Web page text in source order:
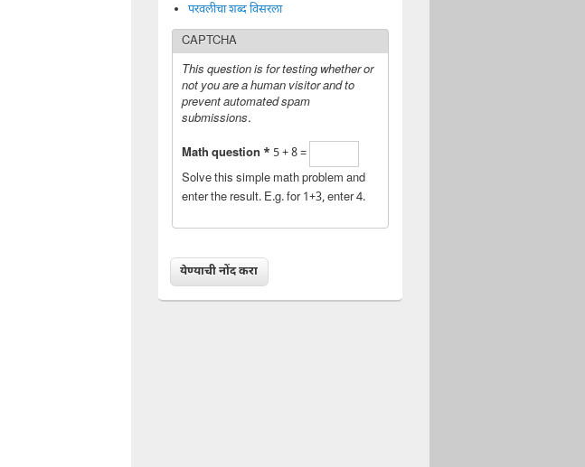
परवलीचा शब्द विसरला
CAPTCHA
This question is for testing whether or
not you are a human visitor and to
prevent automated spam
submissions.
Math question * 5 + 8 =
Solve this simple math problem and
enter the result. E.g. for 1+3, enter 4.